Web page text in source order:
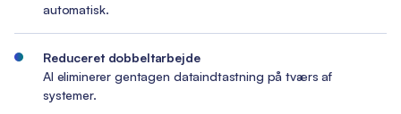
automatisk.
Reduceret dobbeltarbejde
AI eliminerer gentagen dataindtastning på tværs af
systemer.